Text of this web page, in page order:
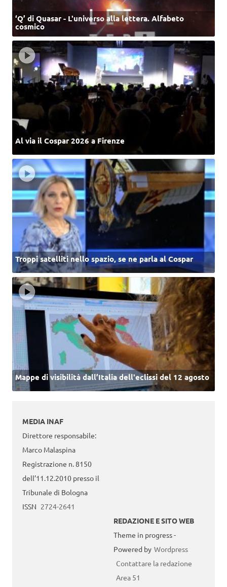
‘Q’ di Quasar - L'universo alla lettera. Alfabeto
cosmico
Al via il Cospar 2026 a Firenze
Troppi satelliti nello spazio, se ne parla al Cospar
Mappe di visibilità dall’Italia dell'eclissi del 12 agosto
MEDIA INAF
Direttore responsabile:
Marco Malaspina
Registrazione n. 8150
dell’11.12.2010 presso il
Tribunale di Bologna
ISSN 2724-2641
REDAZIONE E SITO WEB
Theme in progress -
Powered by Wordpress
Contattare la redazione
Area 51